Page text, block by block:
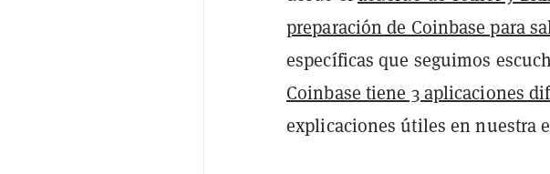
preparación de Coinbase para
específicas que seguimos
Coinbase tiene 3 aplicaciones
explicaciones útiles en nuestra